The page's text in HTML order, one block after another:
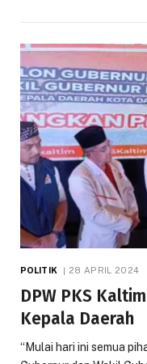
POLITIK 28 APRIL 2024
DPW PKS
Kepala Daerah
“Mulai hari ini semua